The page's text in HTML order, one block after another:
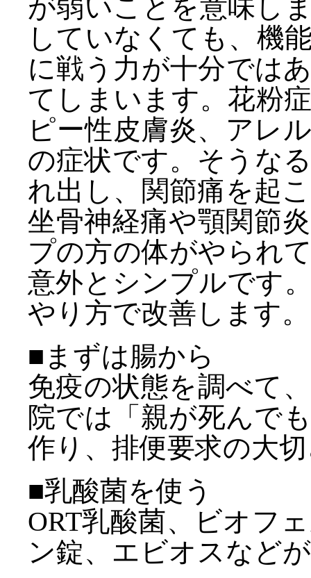
が弱いことを意味し
していなくても、機
に戦う力が十分では
てしまいます。花粉
ピー性皮膚炎、アレ
の症状です。そうな
れ出し、関節痛を起
坐骨神経痛や顎関節
プの方の体がやられ
意外とシンプルです
やり方で改善します。
■まずは腸から
免疫の状態を調べて
院では「親が死んで
作り、排便要求の大
■乳酸菌を使う
ORT乳酸菌、ビオフ
ン錠、エビオスなど